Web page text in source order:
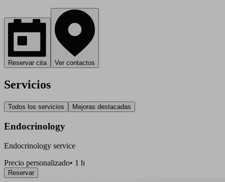
Reservar cita Ver contactos
Servicios
Todos los servicios Mejoras destacadas
Endocrinology
Endocrinology service
Precio personalizado• 1 h
Reservar